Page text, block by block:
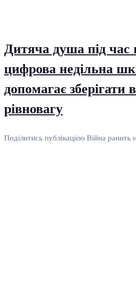
Дитяча душа під час
цифрова недільна
допомагає зберігати
рівновагу
Поділитись публікацією Війна ранить